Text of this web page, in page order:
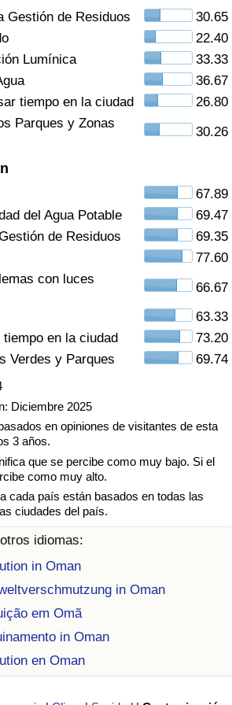
Gestión de Residuos
30.65
22.40
Lumínica
33.33
36.67
tiempo en la ciudad
26.80
Parques y Zonas
30.26
67.89
del Agua Potable
69.47
de Residuos
69.35
77.60
con luces
66.67
63.33
en la ciudad
73.20
Verdes y Parques
69.74
Diciembre 2025
en opiniones de visitantes de esta
3 años.
que se percibe como muy bajo. Si el
como muy alto.
cada país están basados en todas las
ciudades del país.
idiomas:
in Oman
in Oman
em Omã
in Oman
en Oman
País
por País
País